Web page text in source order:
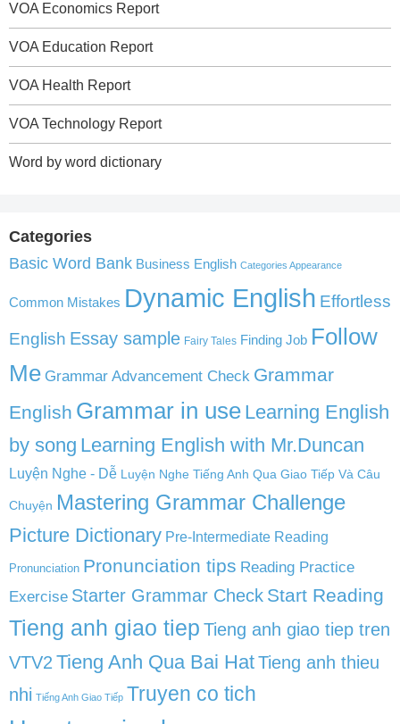
VOA Economics Report
VOA Education Report
VOA Health Report
VOA Technology Report
Word by word dictionary
Categories
Basic Word Bank Business English Categories Appearance
Common Mistakes Dynamic English Effortless
English Essay sample Fairy Tales Finding Job Follow
Me Grammar Advancement Check Grammar
English Grammar in use Learning English
by song Learning English with Mr.Duncan
Luyện Nghe - Dễ Luyện Nghe Tiếng Anh Qua Giao Tiếp Và Câu
Chuyện Mastering Grammar Challenge
Picture Dictionary Pre-Intermediate Reading
Pronunciation Pronunciation tips Reading Practice
Exercise Starter Grammar Check Start Reading
Tieng anh giao tiep Tieng anh giao tiep tren
VTV2 Tieng Anh Qua Bai HatTieng anh thieu
nhi Tiếng Anh Giao Tiếp Truyen co tich